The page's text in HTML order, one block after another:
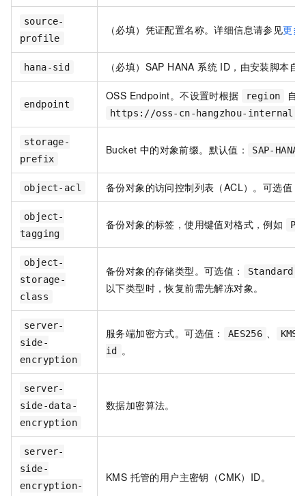
source-
profile
（必填）凭证配置名称。详细信息请参见更多
hana-sid （必填）SAP HANA 系统 ID，由安装脚本自
endpoint
OSS Endpoint。不设置时根据 region 自
https://oss-cn-hangzhou-
storage-
prefix
Bucket 中的对象前缀。默认值： SAP-
object-acl 备份对象的访问控制列表（ACL）。可选值：
object-
tagging
备份对象的标签，使用键值对格式，例如
object-
storage-
class
备份对象的存储类型。可选值： Standard
以下类型时，恢复前需先解冻对象。
server-
side-
encryption
服务端加密方式。可选值： AES256 KMS
id 。
server-
side-data-
encryption
数据加密算法。
server-
side-
encryption-
KMS 托管的用户主密钥（CMK）ID。